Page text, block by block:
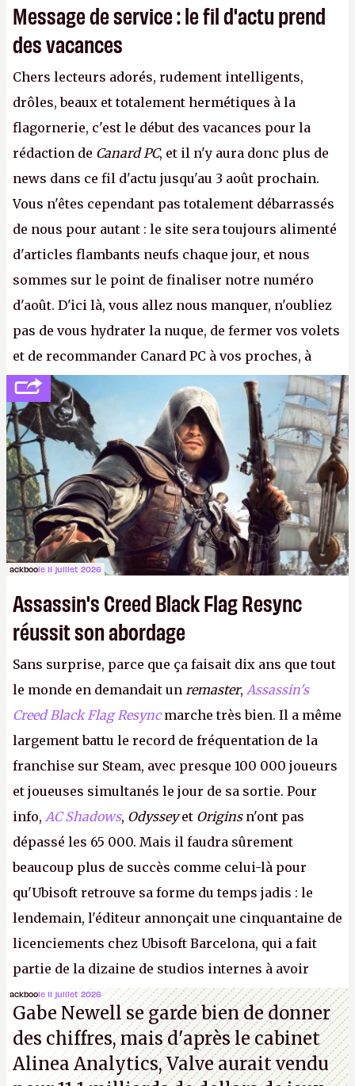
Message de service : le fil d'actu prend
des vacances
Chers lecteurs adorés, rudement intelligents,
drôles, beaux et totalement hermétiques à la
flagornerie, c'est le début des vacances pour la
rédaction de Canard PC, et il n'y aura donc plus de
news dans ce fil d'actu jusqu'au 3 août prochain.
Vous n'êtes cependant pas totalement débarrassés
de nous pour autant : le site sera toujours alimenté
d'articles flambants neufs chaque jour, et nous
sommes sur le point de finaliser notre numéro
d'août. D'ici là, vous allez nous manquer, n'oubliez
pas de vous hydrater la nuque, de fermer vos volets
et de recommander Canard PC à vos proches, à
votre famille et aux inconnus que vous croisez
dans la rue. Bon été à tous ! –ER.
ackboole 11 juillet 2026
Assassin's Creed Black Flag Resync
réussit son abordage
Sans surprise, parce que ça faisait dix ans que tout
le monde en demandait un remaster, Assassin's
Creed Black Flag Resyncmarche très bien. Il a même
largement battu le record de fréquentation de la
franchise sur Steam, avec presque 100 000 joueurs
et joueuses simultanés le jour de sa sortie. Pour
info, AC Shadows, Odysseyet Originsn'ont pas
dépassé les 65 000. Mais il faudra sûrement
beaucoup plus de succès comme celui-là pour
qu'Ubisoft retrouve sa forme du temps jadis : le
lendemain, l'éditeur annonçait une cinquantaine de
licenciements chez Ubisoft Barcelona, qui a fait
partie de la dizaine de studios internes à avoir
travaillé sur cetAssassin's Creedsous la direction
d'Ubisoft Singapour.A.
ackboole 11 juillet 2026
Gabe Newell se garde bien de donner
des chiffres, mais d'après le cabinet
Alinea Analytics, Valve aurait vendu